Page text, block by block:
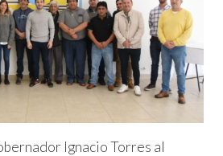
Ignacio Torres al